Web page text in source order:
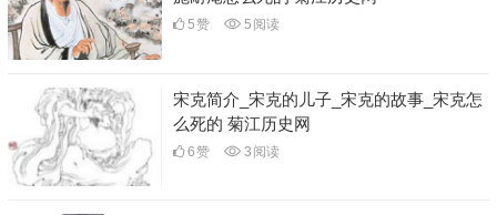
5赞 5 阅读
宋克简介_宋克的儿子_宋克的故事_宋克怎
么死的 菊江历史网
6赞 3 阅读